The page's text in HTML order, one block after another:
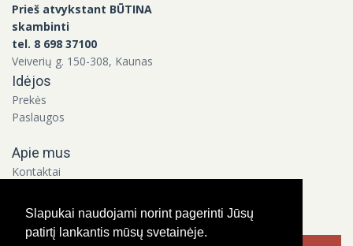
Slapukai naudojami norint pagerinti Jūsų
patirtį lankantis mūsų svetainėje.
Prieš atvykstant BŪTINA
skambinti
tel. 8 698 37100
Veiverių g. 150-308, Kaunas
Idėjos
Prekės
Paslaugos
Apie mus
Kontaktai
Bendraukime!